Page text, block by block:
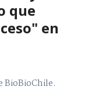
que
en
BioBioChile.